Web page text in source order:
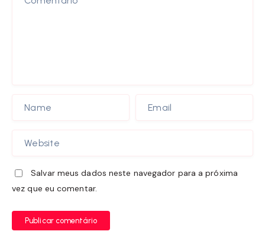
Salvar meus dados neste navegador para a próxima
vez que eu comentar.
Publicar comentário